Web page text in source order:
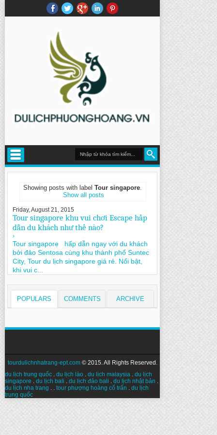
Showing posts with label Tour singapore.
Show all posts
Friday, August 21, 2015
Tour singapore khu vui chơi Escape hấp
dẫn du khách như thế nào?
›
Tour singapore hấp dẫn ngay với du khách
bởi đảo Sentosa cùng khu thành phố Suntec
City, Tour du lịch singapore giá rẻ. Nổi bật,
khi vui c...
POPULARS COMMENTS ARCHIVE
tourdulichnhatrang-ept.com© 2015. All Rights Reserved.
du lịch trung quốc . du lịch lào . du lịch malaysia . du lịch
singapore . du lịch bali . du lịch đảo bali . du lịch nhật bản .
du lịch nha trang . . tour phượng hoàng cổ trấn . du lịch
trung quốc